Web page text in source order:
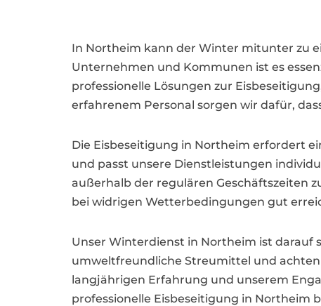
In Northeim kann der Winter mitunter zu
Unternehmen und Kommunen ist es
professionelle Lösungen zur
erfahrenem Personal sorgen wir dafür,
Die Eisbeseitigung in Northeim erfordert
und passt unsere Dienstleistungen
außerhalb der regulären Geschäftszeiten
bei widrigen Wetterbedingungen gut
Unser Winterdienst in Northeim ist darauf
umweltfreundliche Streumittel und achten
langjährigen Erfahrung und unserem
professionelle Eisbeseitigung in Northeim